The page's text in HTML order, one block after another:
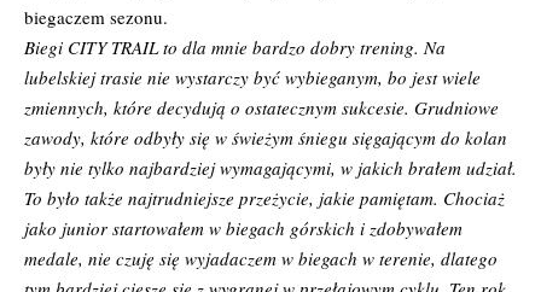
biegaczem sezonu.
Biegi CITY TRAIL to dla mnie bardzo dobry trening. Na
lubelskiej trasie nie wystarczy być wybieganym, bo jest wiele
zmiennych, które decydują o ostatecznym sukcesie. Grudniowe
zawody, które odbyły się w świeżym śniegu sięgającym do kolan
były nie tylko najbardziej wymagającymi, w jakich brałem udział.
To było także najtrudniejsze przeżycie, jakie pamiętam. Chociaż
jako junior startowałem w biegach górskich i zdobywałem
medale, nie czuję się wyjadaczem w biegach w terenie, dlatego